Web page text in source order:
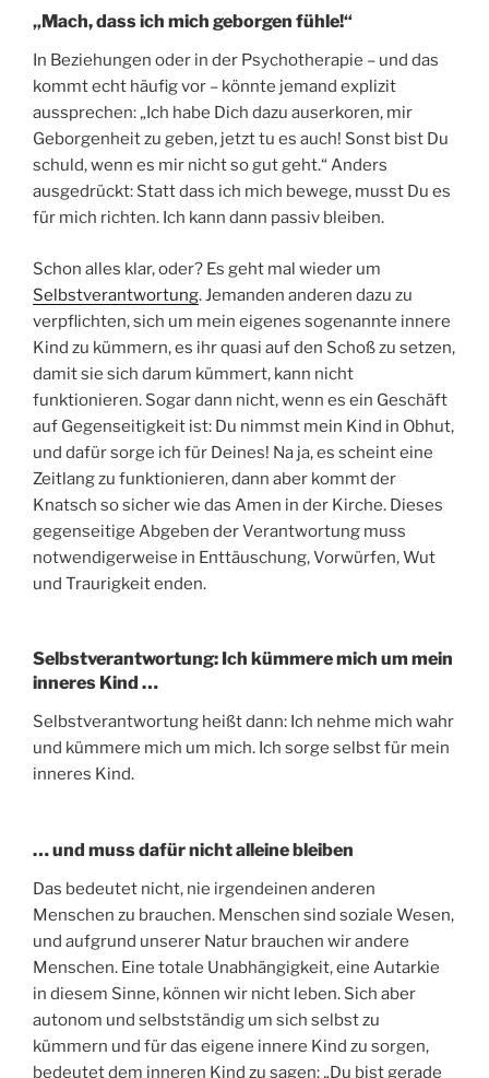
„Mach, dass ich mich geborgen fühle!“
In Beziehungen oder in der Psychotherapie – und das
kommt echt häufig vor – könnte jemand explizit
aussprechen: „Ich habe Dich dazu auserkoren, mir
Geborgenheit zu geben, jetzt tu es auch! Sonst bist Du
schuld, wenn es mir nicht so gut geht.“ Anders
ausgedrückt: Statt dass ich mich bewege, musst Du es
für mich richten. Ich kann dann passiv bleiben.
Schon alles klar, oder? Es geht mal wieder um
Selbstverantwortung. Jemanden anderen dazu zu
verpflichten, sich um mein eigenes sogenannte innere
Kind zu kümmern, es ihr quasi auf den Schoß zu setzen,
damit sie sich darum kümmert, kann nicht
funktionieren. Sogar dann nicht, wenn es ein Geschäft
auf Gegenseitigkeit ist: Du nimmst mein Kind in Obhut,
und dafür sorge ich für Deines! Na ja, es scheint eine
Zeitlang zu funktionieren, dann aber kommt der
Knatsch so sicher wie das Amen in der Kirche. Dieses
gegenseitige Abgeben der Verantwortung muss
notwendigerweise in Enttäuschung, Vorwürfen, Wut
und Traurigkeit enden.
Selbstverantwortung: Ich kümmere mich um mein
inneres Kind …
Selbstverantwortung heißt dann: Ich nehme mich wahr
und kümmere mich um mich. Ich sorge selbst für mein
inneres Kind.
… und muss dafür nicht alleine bleiben
Das bedeutet nicht, nie irgendeinen anderen
Menschen zu brauchen. Menschen sind soziale Wesen,
und aufgrund unserer Natur brauchen wir andere
Menschen. Eine totale Unabhängigkeit, eine Autarkie
in diesem Sinne, können wir nicht leben. Sich aber
autonom und selbstständig um sich selbst zu
kümmern und für das eigene innere Kind zu sorgen,
bedeutet dem inneren Kind zu sagen: „Du bist gerade